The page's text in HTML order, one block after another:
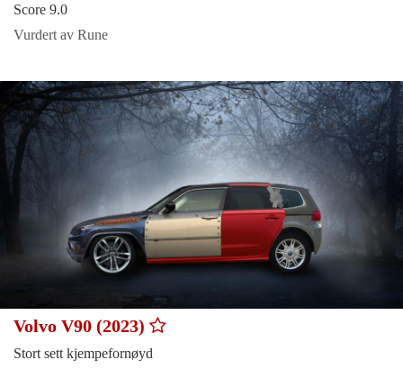
Score 9.0
Vurdert av Rune
Volvo V90 (2023)
Stort sett kjempefornøyd